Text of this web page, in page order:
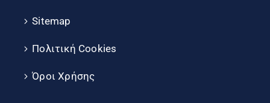
Sitemap
Πολιτική Cookies
Όροι Χρήσης